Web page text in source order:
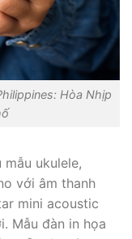
Hòa Nhịp
ukulele,
với âm thanh
mini acoustic
Mẫu đàn in họa